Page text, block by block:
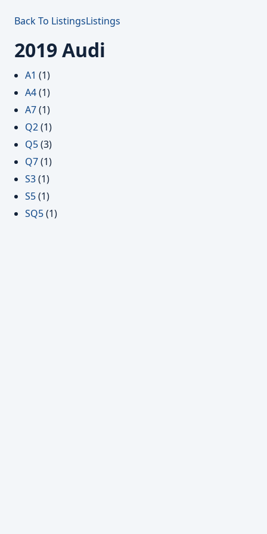
Back To ListingsListings
2019 Audi
A1 (1)
A4(1)
A7(1)
Q2(1)
Q5(3)
Q7(1)
S3(1)
S5(1)
SQ5(1)